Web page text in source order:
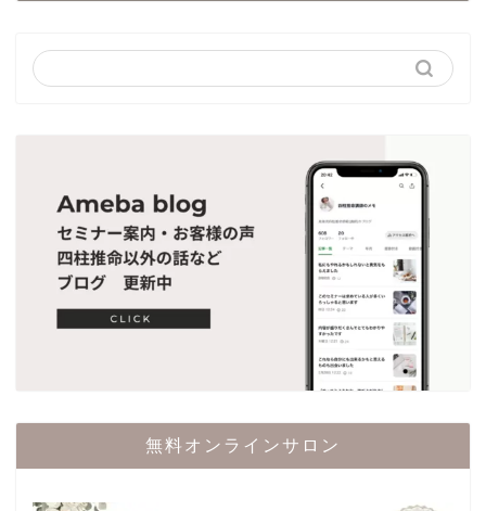
無料オンラインサロン